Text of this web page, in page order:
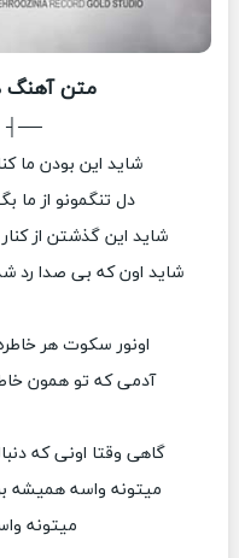
متن آهنگ
├──
شاید این بودن ما
دل تنگمونو از ما
شاید این گذشتن از
شاید اون که بی صدا رد
اونور سکوت هر
آدمی که تو همون
گاهی وقتا اونی که
میتونه واسه همیشه
میتونه